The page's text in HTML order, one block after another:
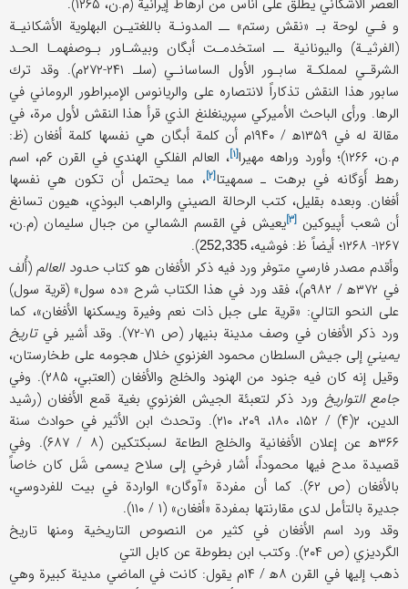
العصر الأشكاني يطلق على أناس من أرهاط إيرانية (م.ن، ۱۲۶۵).
و فـي لوحة بـ «نقش رستم» ــ المدونـة باللغتيـن البهلوية الأشكانيـة
(الفرثيـة) واليونانية ــ استخدمـت أبگان وبيشـاور بـوصفهمـا الحـد
الشرقـي لمملكـة سابـور الأول الساسانـي (سلـ‍ ۲۴۱-۲۷۲م). وقد ترك
سابور هذا النقش تذكاراً لانتصاره على والريانوس الإمبراطور الروماني في
الرها. ورأى الباحث الأميركي سپرينغلنغ الذي قرأ هذا النقش لأول مرة، في
مقالة له في ۱۳۵۹ه‍ / ۱۹۴۰م أن كلمة أبگان هي نفسها كلمة أفغان (ظ:
م.ن، ۱۲۶۶)؛ وأورد وراهه
مهيرا[۱]
، العالم الفلكي الهندي في القرن ۶م، اسم
رهط أَوَگانه في برهت ـ سمهيتا[۲] ، مما يحتمل أن تكون هي نفسها
أفغان. وبعده بقليل، كتب الرحالة الصيني والراهب البوذي، هيون تسانغ
أن شعب أپيوكين[۳] يعيش في القسم الشمالي من جبال سليمان (م.ن،
۱۲۶۷- ۱۲۶۸؛ أيضاً ظ: فوشيه،
).
وأقدم مصدر فارسي متوفر ورد فيه ذكر الأفغان هو كتابحدود العالم(أُلف
في ۳۷۲ه‍ / ۹۸۲م)، فقد ورد في هذا الكتاب شرح «ده سول» (قرية سول)
على النحو التالي: «قرية على جبل ذات نعم وفيرة ويسكنها الأفغان»، كما
ورد ذكر الأفغان في وصف مدينة بنيهار (ص ۷۱-۷۲). وقد أشير في
تاريخ
يميني إلى جيش السلطان محمود الغزنوي خلال هجومه على طخارستان،
وقيل إنه كان فيه جنود من الهنود والخلج والأفغان (العتبي، ۲۸۵). وفي
جامع التواريخ ورد ذكر لتعبئة الجيش الغزنوي بغية قمع الأفغان (رشيد
الدين، ۲(۴) / ۱۵۲، ۱۸۰، ۲۰۹، ۲۱۰). وتحدث ابن الأثير في حوادث سنة
۳۶۶ه‍ عن إعلان الأفغانية والخلج الطاعة لسبكتكين (۸ / ۶۸۷). وفي
قصيدة مدح فيها محموداً، أشار فرخي إلى سلاح يسمى شَل كان خاصاً
بالأفغان (ص ۶۲). كما أن مفردة «آوگان» الواردة في بيت للفردوسي،
جديرة بالتأمل لدى مقارنتها بمفردة «أفغان» (۱ / ۱۱۰).
وقد ورد اسم الأفغان في كثير من النصوص التاريخية ومنها تاريخ
الگرديزي (ص ۲۰۴). وكتب ابن بطوطة عن كابل التي
ذهب إليها في القرن ۸ه‍ / ۱۴م يقول: كانت في الماضي مدينة كبيرة وهي